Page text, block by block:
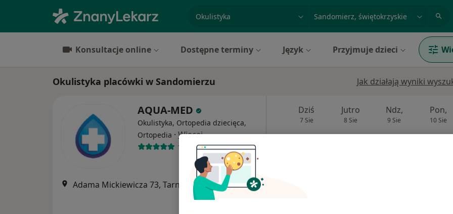
miasto lub dzielnica
Konsultacje online Dostępne terminy Język Przyjmuje dzieci
Okulistyka placówki w Sandomierzu Jak działają wyniki
AQUA-MED
Okulistyka, Ortopedia dziecięca,
Ortopedia · Więcej
1639 opinii
Adama Mickiewicza 73, Tarnobrzeg •Mapa
Dziś
7 Sie
Jutro
8 Sie
Ndz,
9 Sie
Pon,
10 Sie